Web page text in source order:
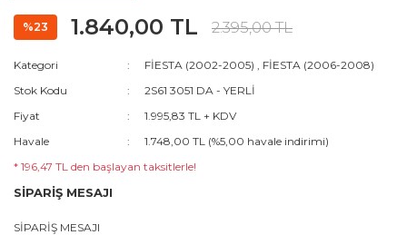
%23 1.840,00 TL 2.395,00 TL
Kategori FİESTA (2002-2005) , FİESTA (2006-2008)
Stok Kodu
2S61 3051 DA - YERLİ
Fiyat
1.995,83 TL + KDV
Havale
1.748,00 TL (%5,00 havale indirimi)
* 196,47 TL den başlayan taksitlerle!
SİPARİŞ MESAJI
SİPARİŞ MESAJI